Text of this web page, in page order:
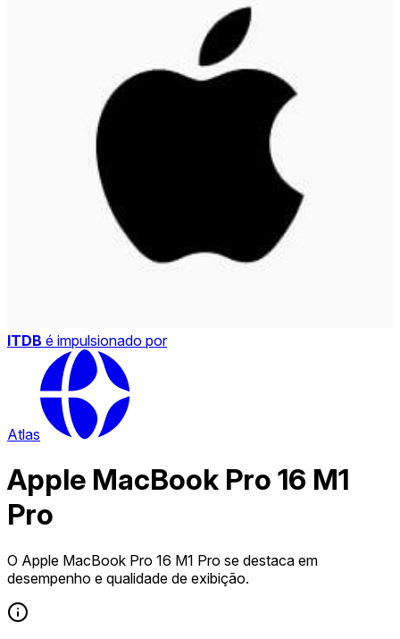
ITDB é impulsionado por
Atlas
Apple MacBook Pro 16 M1
Pro
O Apple MacBook Pro 16 M1 Pro se destaca em
desempenho e qualidade de exibição.